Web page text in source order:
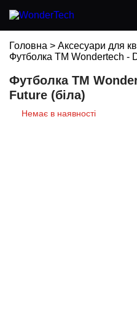
Головна > Аксесуари для
Футболка TM Wondertech -
Футболка TM
Future (біла)
Немає в наявності